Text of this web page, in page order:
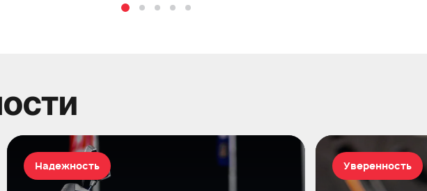
Надежность Уверенность